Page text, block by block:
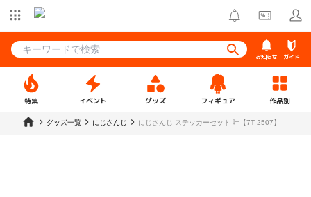
お知らせ ガイド
特集 イベント グッズ フィギュア 作品別
グッズ一覧 にじさんじ にじさんじ ステッカーセット 叶【7T 2507】